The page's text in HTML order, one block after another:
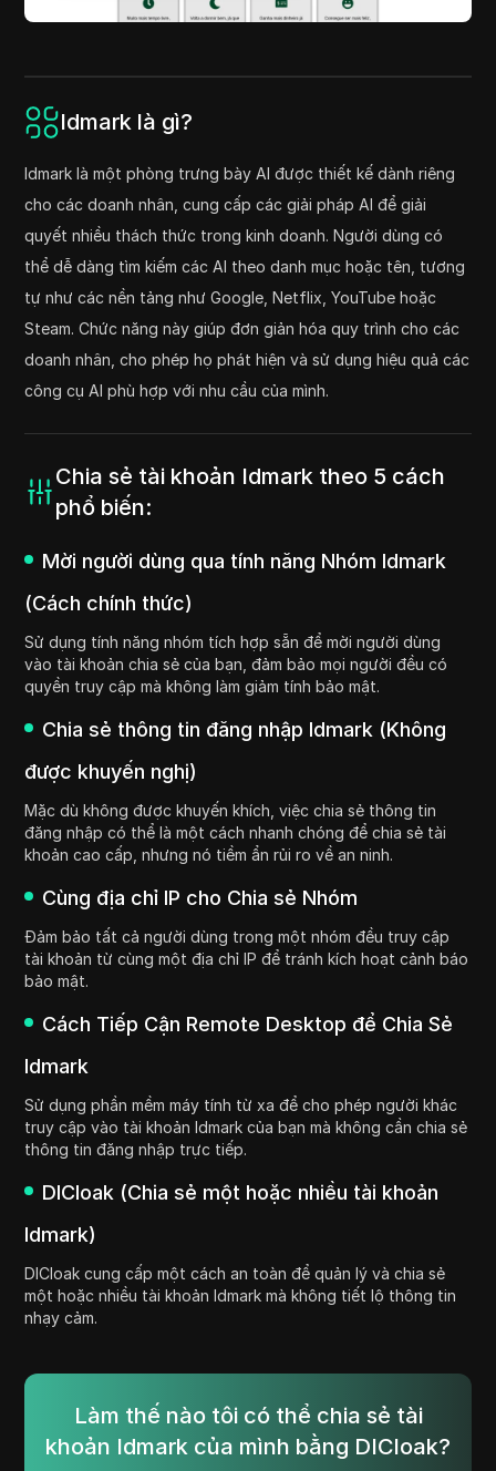
Idmark là gì?
Idmark là một phòng trưng bày AI được thiết kế dành riêng
cho các doanh nhân, cung cấp các giải pháp AI để giải
quyết nhiều thách thức trong kinh doanh. Người dùng có
thể dễ dàng tìm kiếm các AI theo danh mục hoặc tên, tương
tự như các nền tảng như Google, Netflix, YouTube hoặc
Steam. Chức năng này giúp đơn giản hóa quy trình cho các
doanh nhân, cho phép họ phát hiện và sử dụng hiệu quả các
công cụ AI phù hợp với nhu cầu của mình.
Chia sẻ tài khoản Idmark theo 5 cách
phổ biến:
Mời người dùng qua tính năng Nhóm Idmark
(Cách chính thức)
Sử dụng tính năng nhóm tích hợp sẵn để mời người dùng
vào tài khoản chia sẻ của bạn, đảm bảo mọi người đều có
quyền truy cập mà không làm giảm tính bảo mật.
Chia sẻ thông tin đăng nhập Idmark (Không
được khuyến nghị)
Mặc dù không được khuyến khích, việc chia sẻ thông tin
đăng nhập có thể là một cách nhanh chóng để chia sẻ tài
khoản cao cấp, nhưng nó tiềm ẩn rủi ro về an ninh.
Cùng địa chỉ IP cho Chia sẻ Nhóm
Đảm bảo tất cả người dùng trong một nhóm đều truy cập
tài khoản từ cùng một địa chỉ IP để tránh kích hoạt cảnh báo
bảo mật.
Cách Tiếp Cận Remote Desktop để Chia Sẻ
Idmark
Sử dụng phần mềm máy tính từ xa để cho phép người khác
truy cập vào tài khoản Idmark của bạn mà không cần chia sẻ
thông tin đăng nhập trực tiếp.
DICloak (Chia sẻ một hoặc nhiều tài khoản
Idmark)
DICloak cung cấp một cách an toàn để quản lý và chia sẻ
một hoặc nhiều tài khoản Idmark mà không tiết lộ thông tin
nhạy cảm.
Làm thế nào tôi có thể chia sẻ tài
khoản Idmark của mình bằng DICloak?